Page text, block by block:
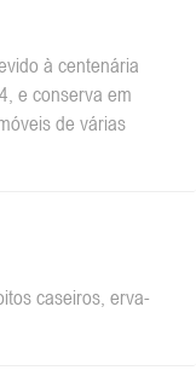
à centenária
e conserva em
de várias
caseiros, erva-